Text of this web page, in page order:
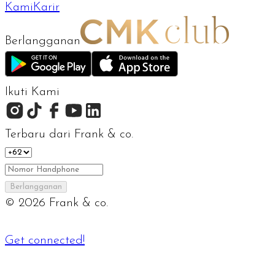
Kami Karir
Berlangganan
Ikuti Kami
Terbaru dari Frank & co.
Berlangganan
© 2026 Frank & co.
Get connected!